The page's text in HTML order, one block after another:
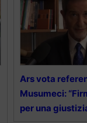
Ars vota
Musumeci:
per una